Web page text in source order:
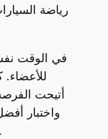
رياضة
في الوقت
أتيحت
واختبار
الإلكترونية من خلال 12 جهاز محاكاة.